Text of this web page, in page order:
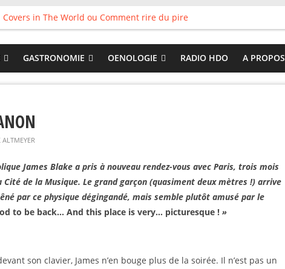
Covers in The World ou Comment rire du pire
les vieux pots qu’on fait les meilleurs loops !
Ladyland
Again : Tyler Ballgame plie le game
be Good
GASTRONOMIE OENOLOGIE RADIO HDO A PROPOS
ALTMEYER
James Blake a pris à nouveau rendez-vous avec Paris, trois mois
de la Musique. Le grand garçon (quasiment deux mètres !) arrive
par ce physique dégingandé, mais semble plutôt amusé par le
to be back… And this place is very… picturesque ! »
son clavier, James n’en bouge plus de la soirée. Il n’est pas un